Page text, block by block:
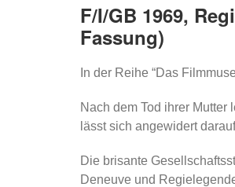
F/I/GB 1969,
Fassung)
In der Reihe “Das
Nach dem Tod ihrer
lässt sich angewidert
Die brisante
Deneuve und